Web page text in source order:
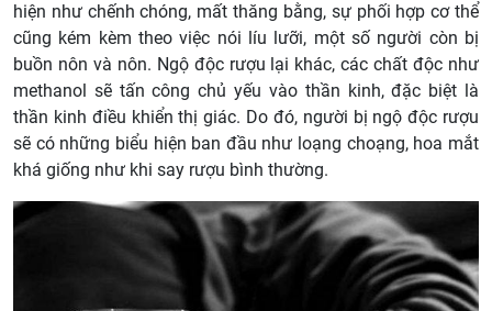
hiện như chếnh chóng, mất thăng bằng, sự phối hợp cơ thể
cũng kém kèm theo việc nói líu lưỡi, một số người còn bị
buồn nôn và nôn. Ngộ độc rượu lại khác, các chất độc như
methanol sẽ tấn công chủ yếu vào thần kinh, đặc biệt là
thần kinh điều khiển thị giác. Do đó, người bị ngộ độc rượu
sẽ có những biểu hiện ban đầu như loạng choạng, hoa mắt
khá giống như khi say rượu bình thường.